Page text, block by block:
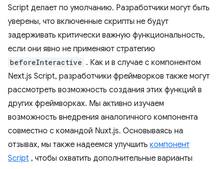
Script делает по умолчанию. Разработчики могут быть
уверены, что включенные скрипты не будут
задерживать критически важную функциональность,
если они явно не применяют стратегию
beforeInteractive . Как и в случае с компонентом
Next.js Script, разработчики фреймворков также могут
рассмотреть возможность создания этих функций в
других фреймворках. Мы активно изучаем
возможность внедрения аналогичного компонента
совместно с командой Nuxt.js. Основываясь на
отзывах, мы также надеемся улучшить компонент
Script , чтобы охватить дополнительные варианты